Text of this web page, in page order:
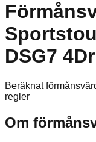
DSG7
Beräknat
regler
Om